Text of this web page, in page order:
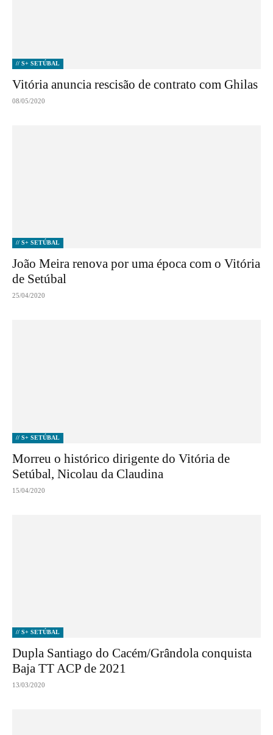
// S+ SETÚBAL
Vitória anuncia rescisão de contrato com Ghilas
08/05/2020
// S+ SETÚBAL
João Meira renova por uma época com o Vitória
de Setúbal
25/04/2020
// S+ SETÚBAL
Morreu o histórico dirigente do Vitória de
Setúbal, Nicolau da Claudina
15/04/2020
// S+ SETÚBAL
Dupla Santiago do Cacém/Grândola conquista
Baja TT ACP de 2021
13/03/2020